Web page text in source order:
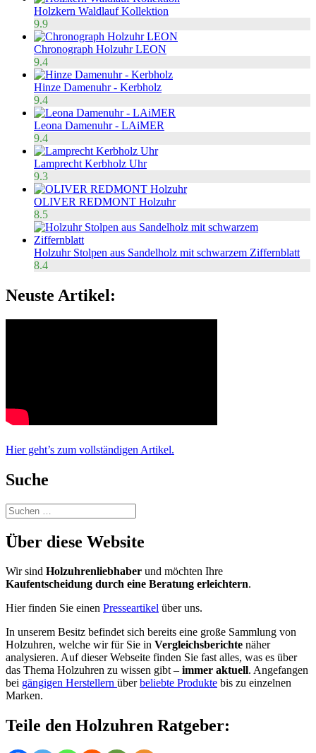
Holzkern Waldlauf Kollektion
9.9
Chronograph Holzuhr LEON
9.4
Hinze Damenuhr - Kerbholz
9.4
Leona Damenuhr - LAiMER
9.4
Lamprecht Kerbholz Uhr
9.3
OLIVER REDMONT Holzuhr
8.5
Holzuhr Stolpen aus Sandelholz mit schwarzem Ziffernblatt
8.4
Neuste Artikel:
Hier geht’s zum vollständigen Artikel.
Suche
Suchen
nach:
Über diese Website
Wir sind Holzuhrenliebhaber und möchten Ihre
Kaufentscheidung durch eine Beratung erleichtern.
Hier finden Sie einen Presseartikel über uns.
In unserem Besitz befindet sich bereits eine große Sammlung von
Holzuhren, welche wir für Sie in Vergleichsberichte näher
analysieren. Auf dieser Webseite finden Sie fast alles, was es über
das Thema Holzuhren zu wissen gibt – immer aktuell. Angefangen
bei gängigen Herstellern überbeliebte Produkte bis zu einzelnen
Marken.
Teile den Holzuhren Ratgeber: